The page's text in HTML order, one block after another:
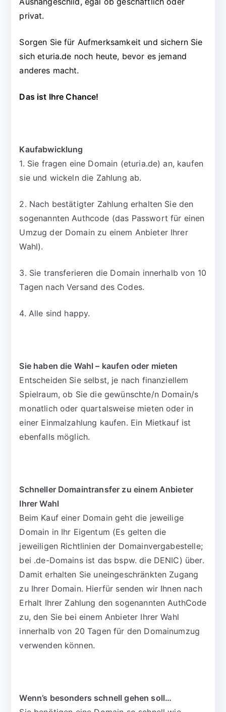
privat.
Sorgen Sie für Aufmerksamkeit und sichern Sie
sich eturia.de noch heute, bevor es jemand
anderes macht.
Das ist Ihre Chance!
Kaufabwicklung
1. Sie fragen eine Domain (eturia.de) an, kaufen
sie und wickeln die Zahlung ab.
2. Nach bestätigter Zahlung erhalten Sie den
sogenannten Authcode (das Passwort für einen
Umzug der Domain zu einem Anbieter Ihrer
Wahl).
3. Sie transferieren die Domain innerhalb von 10
Tagen nach Versand des Codes.
4. Alle sind happy.
Sie haben die Wahl – kaufen oder mieten
Entscheiden Sie selbst, je nach finanziellem
Spielraum, ob Sie die gewünschte/n Domain/s
monatlich oder quartalsweise mieten oder in
einer Einmalzahlung kaufen. Ein Mietkauf ist
ebenfalls möglich.
Schneller Domaintransfer zu einem Anbieter
Ihrer Wahl
Beim Kauf einer Domain geht die jeweilige
Domain in Ihr Eigentum (Es gelten die
jeweiligen Richtlinien der Domainvergabestelle;
bei .de-Domains ist das bspw. die DENIC) über.
Damit erhalten Sie uneingeschränkten Zugang
zu Ihrer Domain. Hierfür senden wir Ihnen nach
Erhalt Ihrer Zahlung den sogenannten AuthCode
zu, den Sie bei einem Anbieter Ihrer Wahl
innerhalb von 20 Tagen für den Domainumzug
verwenden können.
Wenn’s besonders schnell gehen soll…